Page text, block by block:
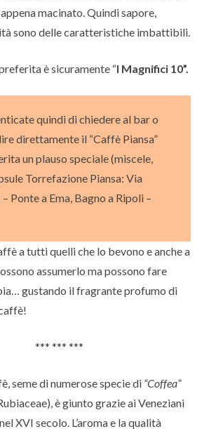
macinato. Quindi sapore,
sono delle caratteristiche imbattibili.
è sicuramente “I Magnifici 10”.
quindi di chiedere al bar o
direttamente il “Caffè Piansa”
un plauso speciale (miscele,
Torrefazione Piansa: Via
Ponte a Ema, Bagno a Ripoli –
a tutti quelli che lo bevono e anche a
assumerlo ma possono fare
gustando il fragrante profumo di
*** *** ***
seme di numerose specie di “Coffea”
è giunto grazie ai Veneziani
XVI secolo. L’aroma e la qualità